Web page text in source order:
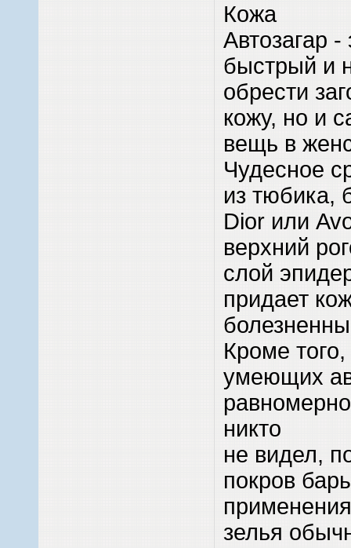
Кожа
Автозагар -
быстрый и
обрести
кожу, но и
вещь в
Чудесное
из тюбика,
Dior или
верхний
слой
придает
Кроме
умеющих
никто
не видел,
покров
зелья